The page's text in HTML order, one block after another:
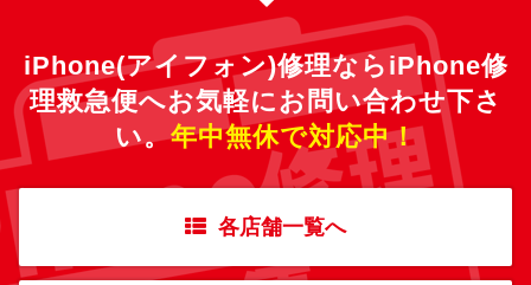
iPhone(アイフォン)修理ならiPhone修
理救急便へお気軽にお問い合わせ下さ
い。年中無休で対応中！
各店舗一覧へ